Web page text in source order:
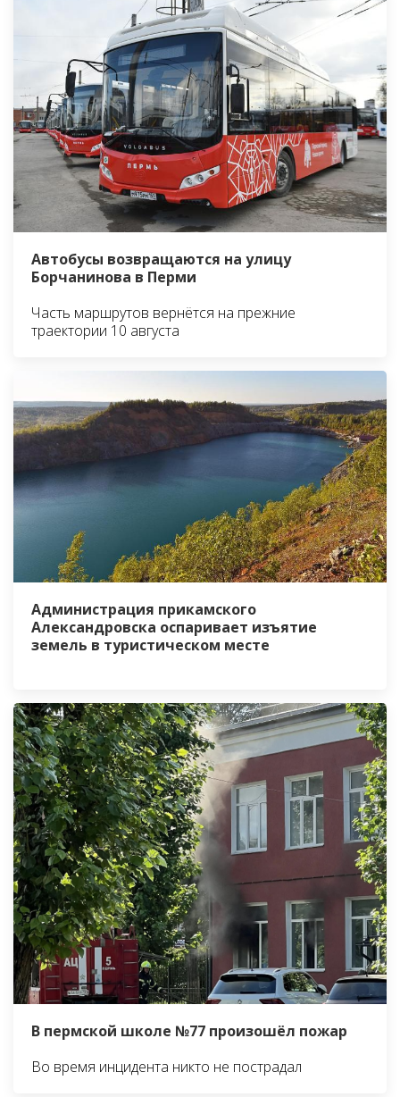
Автобусы возвращаются на улицу
Борчанинова в Перми
Часть маршрутов вернётся на прежние
траектории 10 августа
Администрация прикамского
Александровска оспаривает изъятие
земель в туристическом месте
В пермской школе №77 произошёл пожар
Во время инцидента никто не пострадал